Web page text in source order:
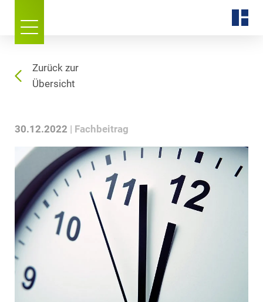
Zurück zur
Übersicht
30.12.2022 Fachbeitrag